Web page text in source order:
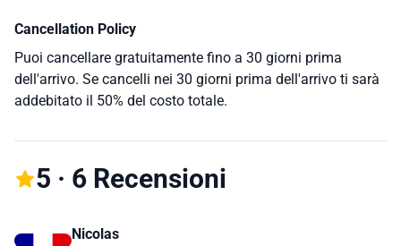
Cancellation Policy
Puoi cancellare gratuitamente fino a 30 giorni prima
dell'arrivo. Se cancelli nei 30 giorni prima dell'arrivo ti sarà
addebitato il 50% del costo totale.
5 · 6 Recensioni
Nicolas